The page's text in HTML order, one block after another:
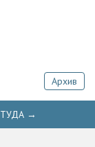
Архив
ТУДА →